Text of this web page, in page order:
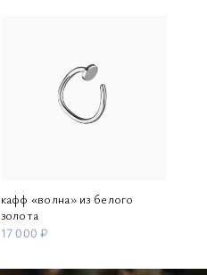
кафф «волна» из белого
золота
17 000 ₽